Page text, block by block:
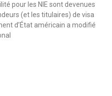
pour les NIE sont devenues
(et les titulaires) de visa
d’État américain a modifié